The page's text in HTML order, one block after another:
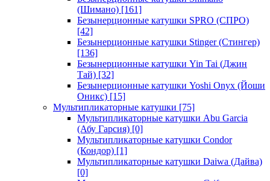
(Шимано) [161]
Безынерционные катушки SPRO (СПРО)
[42]
Безынерционные катушки Stinger (Стингер)
[136]
Безынерционные катушки Yin Tai (Джин
Тай) [32]
Безынерционные катушки Yoshi Onyx (Йоши
Оникс) [15]
Мультипликаторные катушки [75]
Мультипликаторные катушки Abu Garcia
(Абу Гарсия) [0]
Мультипликаторные катушки Condor
(Кондор) [1]
Мультипликаторные катушки Daiwa (Дайва)
[0]